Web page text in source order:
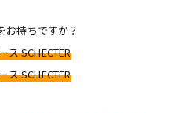
お持ちですか？
ス SCHECTER
ス SCHECTER